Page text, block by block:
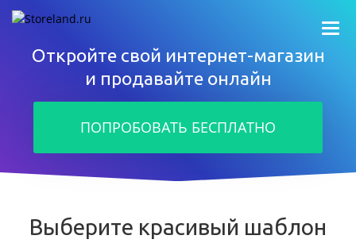
Откройте свой интернет-магазин
и продавайте онлайн
ПОПРОБОВАТЬ БЕСПЛАТНО
Выберите красивый шаблон